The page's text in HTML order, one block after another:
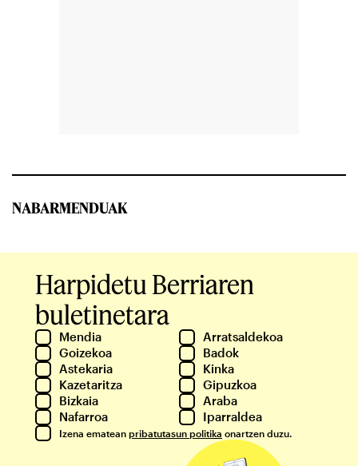
NABARMENDUAK
Harpidetu Berriaren
buletinetara
Mendia
Arratsaldekoa
Goizekoa
Badok
Astekaria
Kinka
Kazetaritza
Gipuzkoa
Bizkaia
Araba
Nafarroa
Iparraldea
Izena ematean pribatutasun politika onartzen duzu.